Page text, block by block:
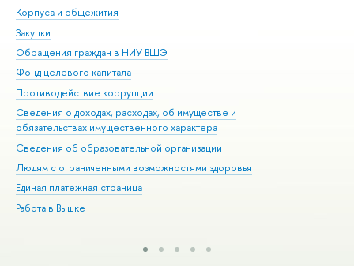
Корпуса и общежития
Закупки
Обращения граждан в НИУ ВШЭ
Фонд целевого капитала
Противодействие коррупции
Сведения о доходах, расходах, об имуществе и
обязательствах имущественного характера
Сведения об образовательной организации
Людям с ограниченными возможностями здоровья
Единая платежная страница
Работа в Вышке